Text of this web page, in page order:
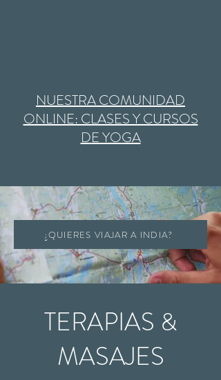
NUESTRA COMUNIDAD
ONLINE: CLASES Y CURSOS
DE YOGA
¿QUIERES VIAJAR A INDIA?
​TERAPIAS &
MASAJES